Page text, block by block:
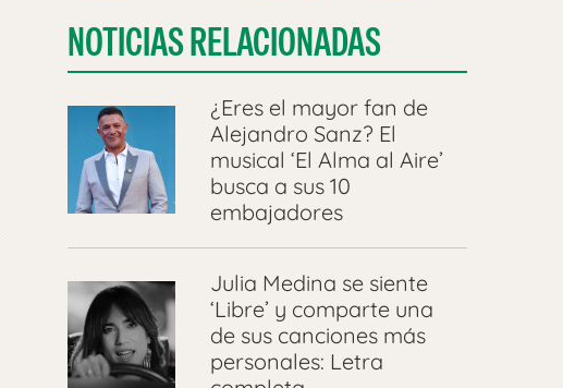
NOTICIAS RELACIONADAS
¿Eres el mayor fan de
Alejandro Sanz? El
musical ‘El Alma al Aire’
busca a sus 10
embajadores
Julia Medina se siente
‘Libre’ y comparte una
de sus canciones más
personales: Letra